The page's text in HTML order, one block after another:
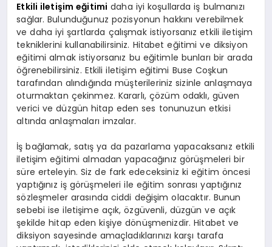
Etkili iletişim eğitimi daha iyi koşullarda iş bulmanızı
sağlar. Bulunduğunuz pozisyonun hakkını verebilmek
ve daha iyi şartlarda çalışmak istiyorsanız etkili iletişim
tekniklerini kullanabilirsiniz. Hitabet eğitimi ve diksiyon
eğitimi almak istiyorsanız bu eğitimle bunları bir arada
öğrenebilirsiniz. Etkili iletişim eğitimi Buse Coşkun
tarafından alındığında müşterileriniz sizinle anlaşmaya
oturmaktan çekinmez. Kararlı, çözüm odaklı, güven
verici ve düzgün hitap eden ses tonunuzun etkisi
altında anlaşmaları imzalar.
İş bağlamak, satış ya da pazarlama yapacaksanız etkili
iletişim eğitimi almadan yapacağınız görüşmeleri bir
süre erteleyin. Siz de fark edeceksiniz ki eğitim öncesi
yaptığınız iş görüşmeleri ile eğitim sonrası yaptığınız
sözleşmeler arasında ciddi değişim olacaktır. Bunun
sebebi ise iletişime açık, özgüvenli, düzgün ve açık
şekilde hitap eden kişiye dönüşmenizdir. Hitabet ve
diksiyon sayesinde amaçladıklarınızı karşı tarafa